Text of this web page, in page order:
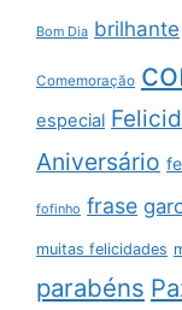
Bom Dia brilhante
Comemoração
especial
Aniversário
fofinho frase
muitas felicidades
parabéns